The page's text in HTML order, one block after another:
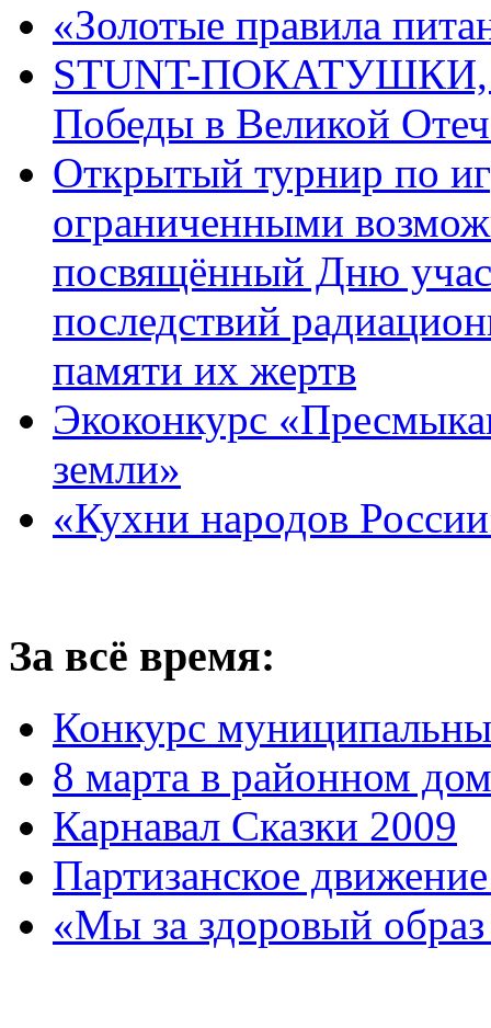
«Золотые правила
STUNT-ПОКАТУШКИ,
Победы в Великой
Открытый турнир по
ограниченными
посвящённый Дню
последствий
памяти их жертв
Экоконкурс
земли»
«Кухни народов
За всё время:
Конкурс
8 марта в районном
Карнавал Сказки 2009
Партизанское
«Мы за здоровый